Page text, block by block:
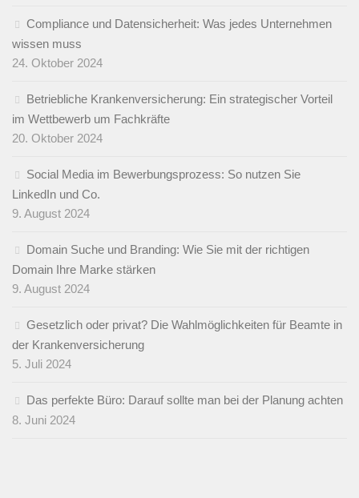
Compliance und Datensicherheit: Was jedes Unternehmen
wissen muss
24. Oktober 2024
Betriebliche Krankenversicherung: Ein strategischer Vorteil
im Wettbewerb um Fachkräfte
20. Oktober 2024
Social Media im Bewerbungsprozess: So nutzen Sie
LinkedIn und Co.
9. August 2024
Domain Suche und Branding: Wie Sie mit der richtigen
Domain Ihre Marke stärken
9. August 2024
Gesetzlich oder privat? Die Wahlmöglichkeiten für Beamte in
der Krankenversicherung
5. Juli 2024
Das perfekte Büro: Darauf sollte man bei der Planung achten
8. Juni 2024